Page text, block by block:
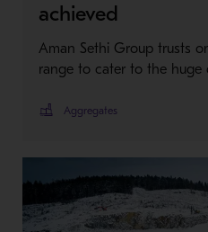
achieved
Aman Sethi Group trusts
range to cater to the huge
Aggregates